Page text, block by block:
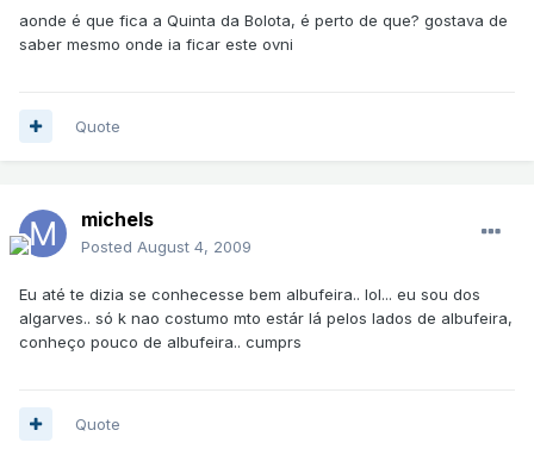
aonde é que fica a Quinta da Bolota, é perto de que? gostava de
saber mesmo onde ia ficar este ovni
Quote
michels
Posted August 4, 2009
Eu até te dizia se conhecesse bem albufeira.. lol... eu sou dos
algarves.. só k nao costumo mto estár lá pelos lados de albufeira,
conheço pouco de albufeira.. cumprs
Quote